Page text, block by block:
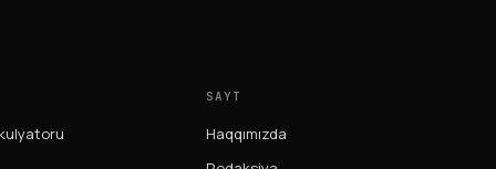
SAYT
Haqqımızda